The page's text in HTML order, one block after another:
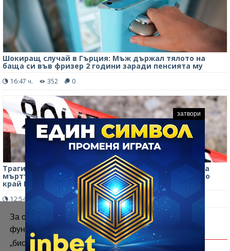
За осигуряване на правилното
функциониране на уебсайта ние използваме
„бисквитки“.
Повече информация
Шокиращ случай в Гърция: Мъж държал тялото на
баща си във фризер 2 години заради пенсията му
16:47 ч. 352 0
Трагичен край на едномесечно издирване: Откриха
мъртъв съпруга на италианска министърка в езеро
край Рим
12:54 ч. 296 0
КОМЕНТАРИ
затвори